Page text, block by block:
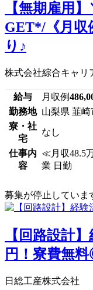
【無期雇用
GET*/《月収
り♪
株式会社綜合キャリ
給与 月収例
勤務地 山梨県 韮崎
寮・社
宅
なし
仕事内
容
≪月収48.5
業 日勤
募集が停止していま
【回路設計
円！寮費無
日総工産株式会社